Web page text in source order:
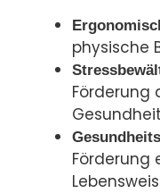
physische
Förderung
Förderung